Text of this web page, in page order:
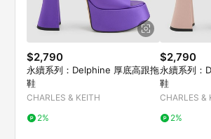
$2,790
永續系列：Delphine 厚底高跟拖
鞋
CHARLES & KEITH
2%
$2,790
永續系列：
鞋
CHARLES &
2%